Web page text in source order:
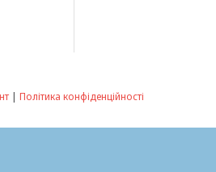
| Політика конфіденційності